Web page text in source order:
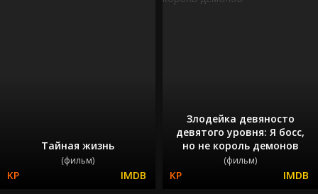
Тайная жизнь
(фильм)
Злодейка девяносто
девятого уровня: Я босс,
но не король демонов
(фильм)